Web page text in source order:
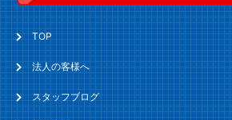
TOP
法人の客様へ
スタッフブログ